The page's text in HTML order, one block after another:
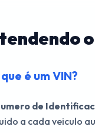
é um VIN?
de
a cada veiculo